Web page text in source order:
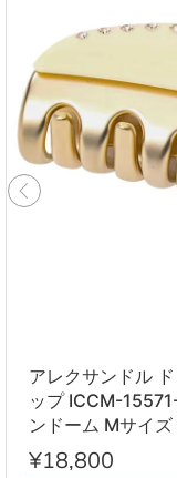
アレクサンドル
ップ ICCM-
ンドーム Mサイ
レディース アイボ
¥18,800